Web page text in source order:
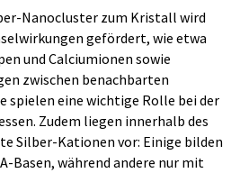
Nanocluster zum Kristall wird
gefördert, wie etwa
und Calciumionen sowie
zwischen benachbarten
spielen eine wichtige Rolle bei der
Zudem liegen innerhalb des
Silber-Kationen vor: Einige bilden
Basen, während andere nur mit